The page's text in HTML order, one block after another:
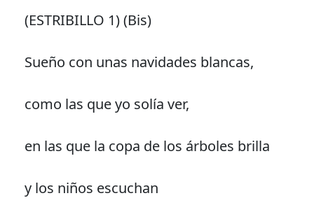
(ESTRIBILLO 1) (Bis)
Sueño con unas navidades blancas,
como las que yo solía ver,
en las que la copa de los árboles brilla
y los niños escuchan